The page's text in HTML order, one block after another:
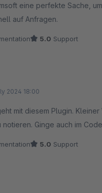
eine perfekte Sache,
auf Anfragen.
5.0 Support
2024 18:00
mit diesem Plugin.
Ginge auch im
5.0 Support